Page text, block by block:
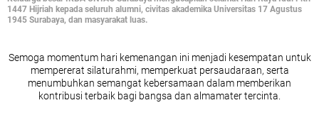
1447 Hijriah kepada seluruh alumni, civitas akademika Universitas 17 Agustus
1945 Surabaya, dan masyarakat luas.
Semoga momentum hari kemenangan ini menjadi kesempatan untuk
mempererat silaturahmi, memperkuat persaudaraan, serta
menumbuhkan semangat kebersamaan dalam memberikan
kontribusi terbaik bagi bangsa dan almamater tercinta.